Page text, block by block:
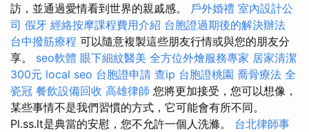
訪，並通過愛情看到世界的親戚感。 戶外婚禮 室內設計公
司 假牙 經絡按摩課程費用介紹 台胞證過期後的解決辦法
台中撥筋療程 可以隨意複製這些朋友行情或與您的朋友分
享。 seo軟體 眼下細紋醫美 全方位外燴服務專家 居家清潔
300元 local seo 台胞證申請 查ip 台胞證桃園 喬骨療法 全
瓷冠 餐飲設備回收 高雄律師 您將更加接受，您可以想像，
某些事情不是我們習慣的方式，它可能會有所不同。
Pl.ss.lt是典當的安慰，您不允許一個人洗滌。 台北律師事